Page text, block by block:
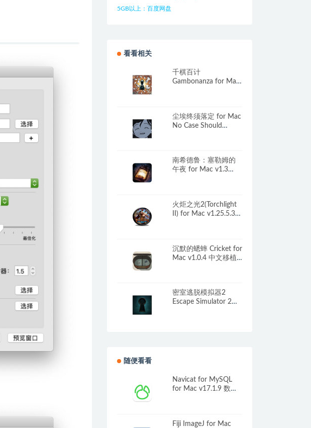
5GB以上：百度网盘
看看相关
千棋百计
Gambonanza for Mac
尘埃终须落定 for Mac
No Case Should
南希德鲁：塞勒姆的
午夜 for Mac v1.3
火炬之光2(Torchlight
II) for Mac v1.25.5.3
沉默的蟋蟀 Cricket for
Mac v1.0.4 中文移植
密室逃脱模拟器2
Escape Simulator 2
随便看看
Navicat for MySQL
for Mac v17.1.9 数据
Fiji ImageJ for Mac